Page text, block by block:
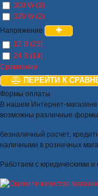
300 W (3)
320 W (2)
Напряжение
12 В (23)
24 В (14)
Сравнение
ПЕРЕЙТИ К
Формы оплаты
В нашем Интернет-магазине
возможны различные
безналичный расчет,
наличными в розничных
Работаем с юридическими